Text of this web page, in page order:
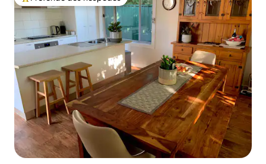
Entre os melhores preferidos dos hóspedes